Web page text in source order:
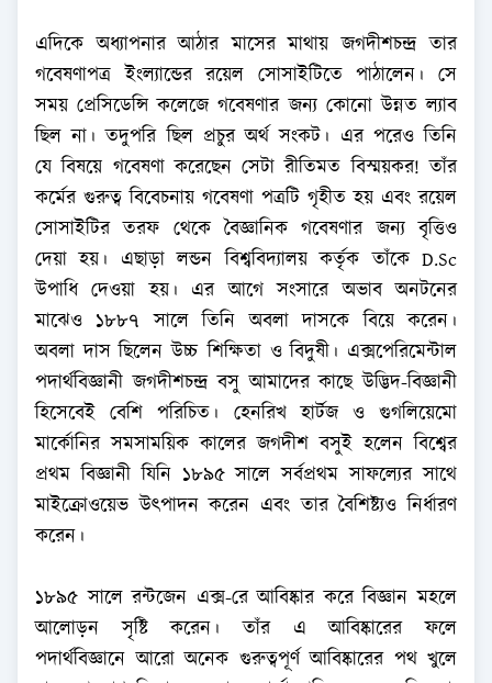
এদিকে অধ্যাপনার আঠার মাসের মাথায় জগদীশচন্দ্র তার
গবেষণাপত্র ইংল্যান্ডের রয়েল সোসাইটিতে পাঠালেন। সে
সময় প্রেসিডেন্সি কলেজে গবেষণার জন্য কোনো উন্নত ল্যাব
ছিল না। তদুপরি ছিল প্রচুর অর্থ সংকট। এর পরেও তিনি
যে বিষয়ে গবেষণা করেছেন সেটা রীতিমত বিস্ময়কর! তাঁর
কর্মের গুরুত্ব বিবেচনায় গবেষণা পত্রটি গৃহীত হয় এবং রয়েল
সোসাইটির তরফ থেকে বৈজ্ঞানিক গবেষণার জন্য বৃত্তিও
দেয়া হয়। এছাড়া লন্ডন বিশ্ববিদ্যালয় কর্তৃক তাঁকে D.Sc
উপাধি দেওয়া হয়। এর আগে সংসারে অভাব অনটনের
মাঝেও ১৮৮৭ সালে তিনি অবলা দাসকে বিয়ে করেন।
অবলা দাস ছিলেন উচ্চ শিক্ষিতা ও বিদুষী। এক্সপেরিমেন্টাল
পদার্থবিজ্ঞানী জগদীশচন্দ্র বসু আমাদের কাছে উদ্ভিদ-বিজ্ঞানী
হিসেবেই বেশি পরিচিত। হেনরিখ হার্টজ ও গুগলিয়েমো
মার্কোনির সমসাময়িক কালের জগদীশ বসুই হলেন বিশ্বের
প্রথম বিজ্ঞানী যিনি ১৮৯৫ সালে সর্বপ্রথম সাফল্যের সাথে
মাইক্রোওয়েভ উৎপাদন করেন এবং তার বৈশিষ্ট্যও নির্ধারণ
করেন।
১৮৯৫ সালে রন্টজেন এক্স-রে আবিষ্কার করে বিজ্ঞান মহলে
আলোড়ন সৃষ্টি করেন। তাঁর এ আবিষ্কারের ফলে
পদার্থবিজ্ঞানে আরো অনেক গুরুত্বপূর্ণ আবিষ্কারের পথ খুলে